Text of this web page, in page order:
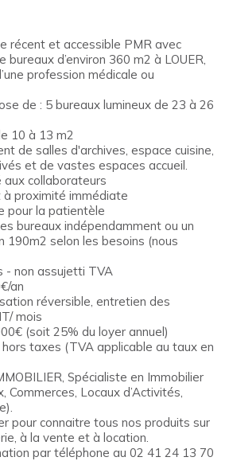
récent et accessible PMR avec
d’environ 360 m2 à LOUER,
profession médicale ou
de : 5 bureaux lumineux de 23 à 26
10 à 13 m2
de salles d'archives, espace cuisine,
et de vastes espaces accueil.
aux collaborateurs
à proximité immédiate
pour la patientèle
bureaux indépendamment ou un
190m2 selon les besoins (nous
- non assujetti TVA
an
réversible, entretien des
mois
(soit 25% du loyer annuel)
taxes (TVA applicable au taux en
Spécialiste en Immobilier
Commerces, Locaux d’Activités,
pour connaitre tous nos produits sur
à la vente et à location.
par téléphone au 02 41 24 13 70